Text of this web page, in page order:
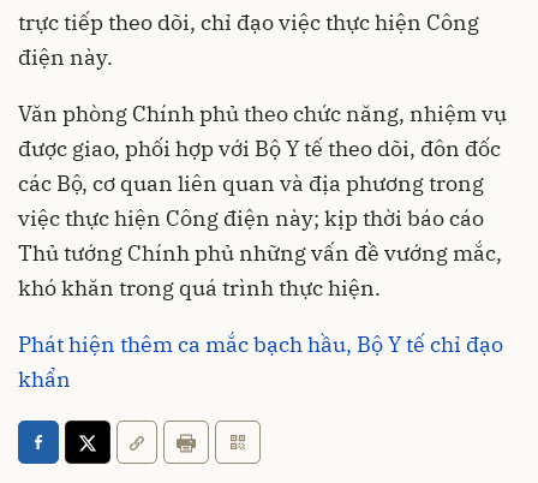
trực tiếp theo dõi, chỉ đạo việc thực hiện Công
điện này.
Văn phòng Chính phủ theo chức năng, nhiệm vụ
được giao, phối hợp với Bộ Y tế theo dõi, đôn đốc
các Bộ, cơ quan liên quan và địa phương trong
việc thực hiện Công điện này; kịp thời báo cáo
Thủ tướng Chính phủ những vấn đề vướng mắc,
khó khăn trong quá trình thực hiện.
Phát hiện thêm ca mắc bạch hầu, Bộ Y tế chỉ đạo
khẩn